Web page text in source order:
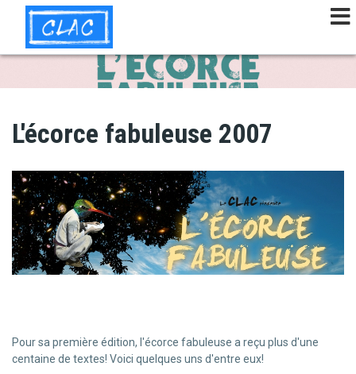
contenu
principal
L'écorce fabuleuse 2007
Pour sa première édition, l'écorce fabuleuse a reçu plus d'une
centaine de textes! Voici quelques uns d'entre eux!